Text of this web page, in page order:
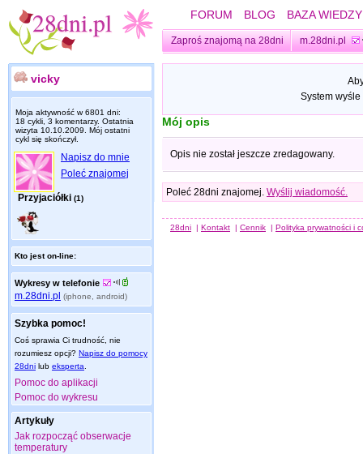
FORUM BLOG BAZA WIEDZY
Zaproś znajomą na 28dni m.28dni.pl
vicky
Moja aktywność w 6801 dni:
18 cykli, 3 komentarzy. Ostatnia
wizyta 10.10.2009 . Mój ostatni
cykl się skończył.
Napisz do mnie
Poleć znajomej
Przyjaciółki (1)
Kto jest on-line:
Wykresy w telefonie
m.28dni.pl (iphone, android)
Szybka pomoc!
Coś sprawia Ci trudność, nie
rozumiesz opcji? Napisz do pomocy
28dni lub eksperta
Pomoc do aplikacji
Pomoc do wykresu
Artykuły
Jak rozpocząć obserwacje
temperatury
System
Mój opis
Opis nie został jeszcze zredagowany.
Poleć 28dni znajomej. Wyślij wiadomość.
28dni | Kontakt | Cennik | Polityka prywatności i